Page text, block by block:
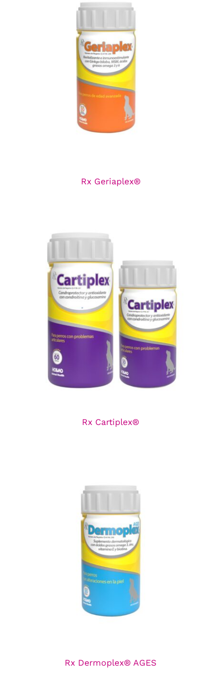
Rx Geriaplex®
Línea de Nutricionales
Rx Geriaplex®
Rx Cartiplex®
Línea de Nutricionales
Rx Cartiplex®
Rx Dermoplex® AGES
Línea de Nutricionales
Rx Dermoplex® AGES